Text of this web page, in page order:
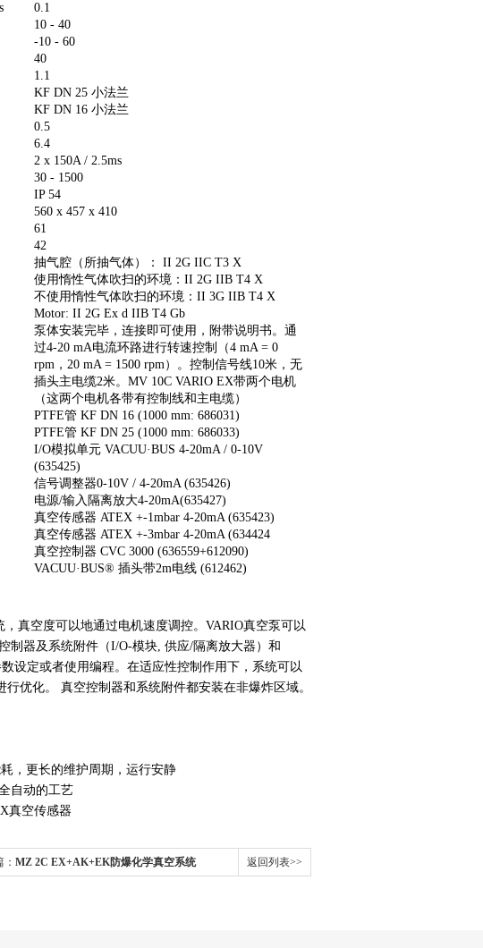
0.1
10 - 40
-10 - 60
40
1.1
KF DN 25 小法兰
KF DN 16 小法兰
0.5
6.4
2 x 150A / 2.5ms
30 - 1500
IP 54
560 x 457 x 410
61
42
抽气腔（所抽气体）： II 2G IIC T3 X
使用惰性气体吹扫的环境：II 2G IIB T4 X
不使用惰性气体吹扫的环境：II 3G IIB T4 X
Motor: II 2G Ex d IIB T4 Gb
泵体安装完毕，连接即可使用，附带说明书。通
过4-20 mA电流环路进行转速控制（4 mA = 0
rpm，20 mA = 1500 rpm）。控制信号线10米，无
插头主电缆2米。MV 10C VARIO EX带两个电机
（这两个电机各带有控制线和主电缆）
PTFE管 KF DN 16 (1000 mm: 686031)
PTFE管 KF DN 25 (1000 mm: 686033)
I/O模拟单元 VACUU·BUS 4-20mA / 0-10V
(635425)
信号调整器0-10V / 4-20mA (635426)
电源/输入隔离放大4-20mA(635427)
真空传感器 ATEX +-1mbar 4-20mA (635423)
真空传感器 ATEX +-3mbar 4-20mA (634424
真空控制器 CVC 3000 (636559+612090)
VACUU·BUS® 插头带2m电线 (612462)
真空度可以地通过电机速度调控。VARIO真空泵可以
制器及系统附件（I/O-模块, 供应/隔离放大器）和
设定或者使用编程。在适应性控制作用下，系统可以
优化。 真空控制器和系统附件都安装在非爆炸区域。
，更长的维护周期，运行安静
自动的工艺
真空传感器
MZ 2C EX+AK+EK防爆化学真空系统 返回列表>>